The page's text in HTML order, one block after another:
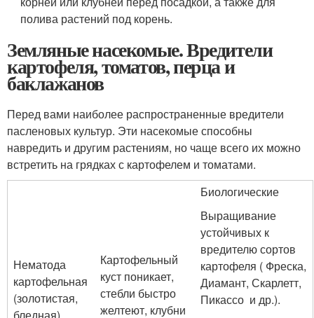
полива растений под корень.
Земляные насекомые. Вредители
картофеля, томатов, перца и
баклажанов
Перед вами наиболее распространенные вредители
пасленовых культур. Эти насекомые способны
навредить и другим растениям, но чаще всего их можно
встретить на грядках с картофелем и томатами.
Нематода
картофельная
(золотистая,
Картофельный
куст поникает,
стебли быстро
желтеют, клубни
Биологические
Выращивание
устойчивых к
вредителю сортов
картофеля ( Фреска,
Диамант, Скарлетт,
Пикассо и др.).